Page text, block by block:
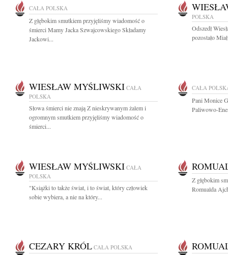
CAŁA POLSKA
Z głębokim smutkiem przyjęliśmy wiadomość o
śmierci Mamy Jacka Szwajcowskiego Składamy
Jackowi...
POLSKA
Odszedł
pozostało
WIESŁAW MYŚLIWSKI CAŁA
POLSKA
Słowa śmierci nie znają Z nieskrywanym żalem i
ogromnym smutkiem przyjęliśmy wiadomość o
śmierci...
CAŁA
Pani Monice
Paliwowo-
WIESŁAW MYŚLIWSKI CAŁA
POLSKA
"Książki to także świat, i to świat, który człowiek
sobie wybiera, a nie na który...
Z głębokim
Romualda
CEZARY KRÓL CAŁA POLSKA